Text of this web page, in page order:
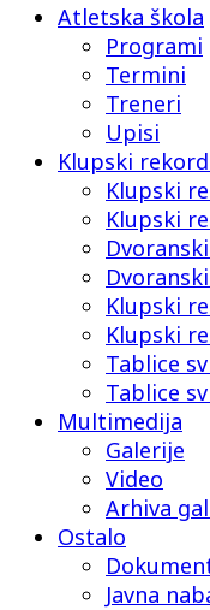
Atletska škola
Programi
Termini
Treneri
Upisi
Klupski
Klupski
Klupski
Klupski
Klupski
Tablice
Tablice
Multimedija
Galerije
Video
Arhiva
Ostalo
Javna